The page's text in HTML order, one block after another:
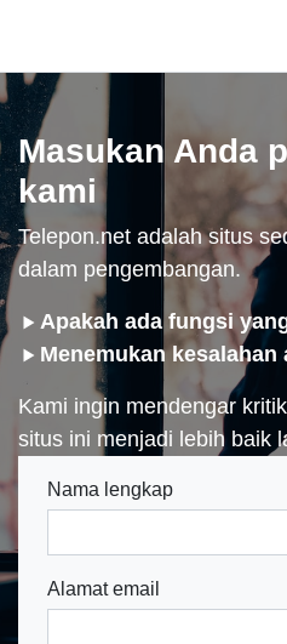
Masukan Anda
kami
Telepon.net adalah situs
dalam pengembangan.
Apakah ada fungsi
Menemukan kesalahan
Kami ingin mendengar
situs ini menjadi lebih baik
Nama lengkap
Alamat email